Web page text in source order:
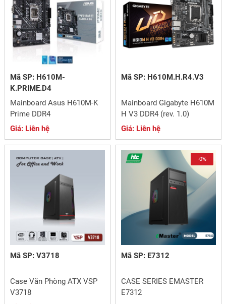
Mã SP: H610M-
K.PRIME.D4
Mainboard Asus H610M-K
Prime DDR4
Giá: Liên hệ
Mã SP: H610M.H.R4.V3
Mainboard Gigabyte H610M
H V3 DDR4 (rev. 1.0)
Giá: Liên hệ
Mã SP: V3718
Case Văn Phòng ATX VSP
V3718
-0%
Mã SP: E7312
CASE SERIES EMASTER
E7312